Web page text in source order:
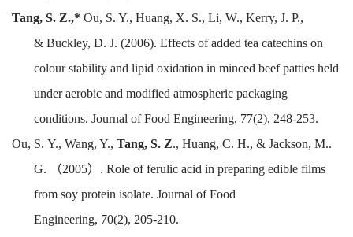
Tang, S. Z.,* Ou, S. Y., Huang, X. S., Li, W., Kerry, J. P.,
& Buckley, D. J. (2006). Effects of added tea catechins on
colour stability and lipid oxidation in minced beef patties held
under aerobic and modified atmospheric packaging
conditions. Journal of Food Engineering, 77(2), 248-253.
Ou, S. Y., Wang, Y., Tang, S. Z., Huang, C. H., & Jackson, M..
G.
（2005） . Role of ferulic acid in preparing edible films
from soy protein isolate. Journal of Food
Engineering, 70(2), 205-210.